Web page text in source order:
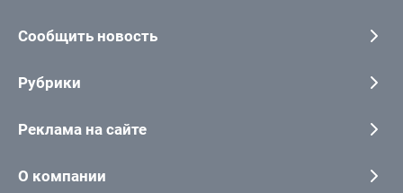
Сообщить новость
Рубрики
Реклама на сайте
О компании